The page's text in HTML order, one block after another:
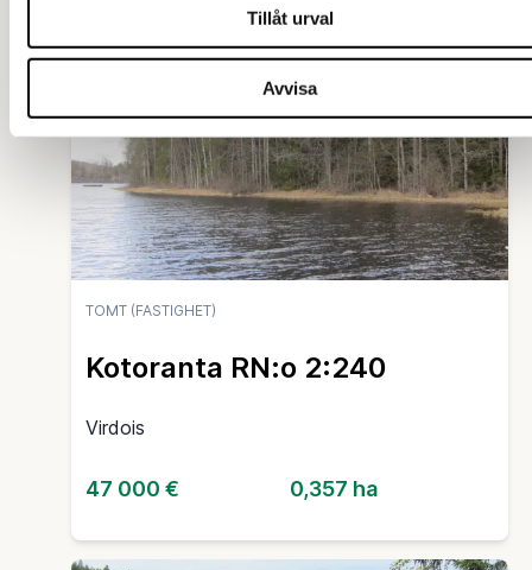
Tillåt urval
Avvisa
TOMT (FASTIGHET)
Kotoranta RN:o 2:240
Virdois
47 000 € 0,357 ha